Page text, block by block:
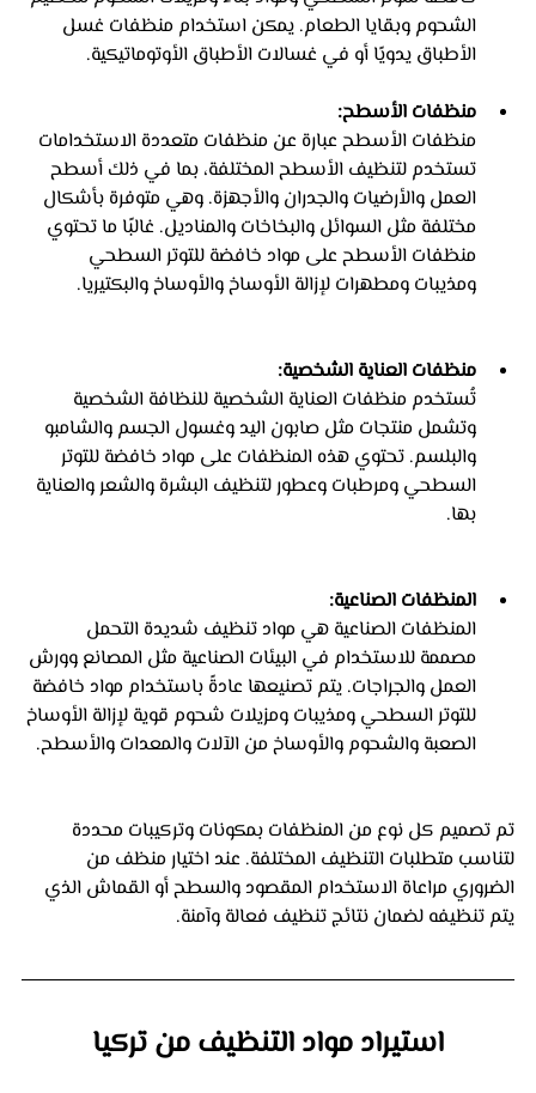
الشحوم وبقايا الطعام. يمكن استخدام منظفات غسل
الأطباق يدويًا أو في غسالات الأطباق الأوتوماتيكية.
منظفات الأسطح:
منظفات الأسطح عبارة عن منظفات متعددة الاستخدامات
تستخدم لتنظيف الأسطح المختلفة، بما في ذلك أسطح
العمل والأرضيات والجدران والأجهزة. وهي متوفرة بأشكال
مختلفة مثل السوائل والبخاخات والمناديل. غالبًا ما تحتوي
منظفات الأسطح على مواد خافضة للتوتر السطحي
ومذيبات ومطهرات لإزالة الأوساخ والأوساخ والبكتيريا.
منظفات العناية الشخصية:
تُستخدم منظفات العناية الشخصية للنظافة الشخصية
وتشمل منتجات مثل صابون اليد وغسول الجسم والشامبو
والبلسم. تحتوي هذه المنظفات على مواد خافضة للتوتر
السطحي ومرطبات وعطور لتنظيف البشرة والشعر والعناية
بها.
المنظفات الصناعية:
المنظفات الصناعية هي مواد تنظيف شديدة التحمل
مصممة للاستخدام في البيئات الصناعية مثل المصانع وورش
العمل والجراجات. يتم تصنيعها عادةً باستخدام مواد خافضة
للتوتر السطحي ومذيبات ومزيلات شحوم قوية لإزالة الأوساخ
الصعبة والشحوم والأوساخ من الآلات والمعدات والأسطح.
تم تصميم كل نوع من المنظفات بمكونات وتركيبات محددة
لتناسب متطلبات التنظيف المختلفة. عند اختيار منظف من
الضروري مراعاة الاستخدام المقصود والسطح أو القماش الذي
يتم تنظيفه لضمان نتائج تنظيف فعالة وآمنة.
استيراد مواد التنظيف من تركيا